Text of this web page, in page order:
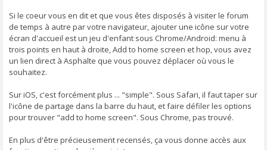
Si le coeur vous en dit et que vous êtes disposés à visiter le forum
de temps à autre par votre navigateur, ajouter une icône sur votre
écran d'accueil est un jeu d'enfant sous Chrome/Android: menu à
trois points en haut à droite, Add to home screen et hop, vous avez
un lien direct à Asphalte que vous pouvez déplacer où vous le
souhaitez.
Sur iOS, c'est forcément plus ... "simple". Sous Safari, il faut taper sur
l'icône de partage dans la barre du haut, et faire défiler les options
pour trouver "add to home screen". Sous Chrome, pas trouvé.
En plus d'être précieusement recensés, ça vous donne accès aux